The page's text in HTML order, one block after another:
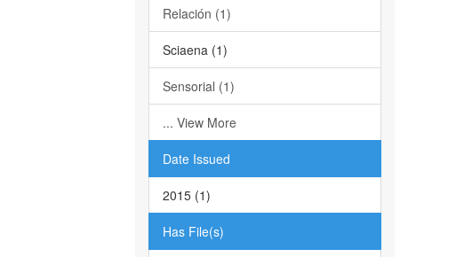
Relación (1)
Sciaena (1)
Sensorial (1)
... View More
Date Issued
2015 (1)
Has File(s)